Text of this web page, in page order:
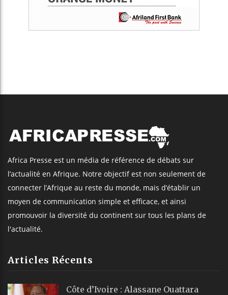
Africa Presse est un média de référence de débats sur
l’actualité en Afrique. Notre objectif est non seulement de
connecter l’Afrique au reste du monde, mais d’établir un
moyen de communication simple et efficace, et ainsi
promouvoir la diversité du continent sur tous les plans de
l'actualité.
Articles Récents
Côte d’Ivoire : Alassane Ouattara